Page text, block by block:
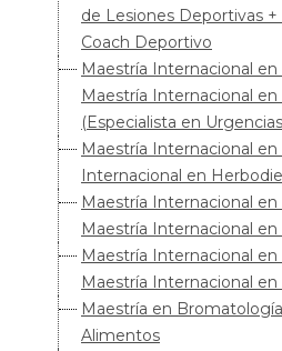
de Lesiones Deportivas
Coach Deportivo
Maestría Internacional
Maestría Internacional
(Especialista en
Maestría Internacional
Internacional en
Maestría Internacional
Maestría Internacional
Maestría Internacional
Maestría Internacional
Maestría en
Alimentos